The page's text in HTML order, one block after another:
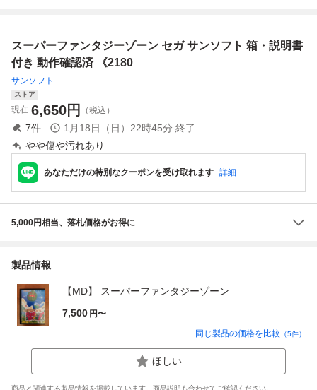
ー 1本 説無し
ァンタジー
スーパーファンタジーゾーン セガ サンソフト 箱・説明書
付き 動作確認済 《2180
サンソフト
ストア
現在 6,650円 （税込）
7件 1月18日（日）22時45分 終了
やや傷や汚れあり
あなただけの特別なクーポンを受け取れます 詳細
5,000円相当、落札価格がお得に
製品情報
【MD】 スーパーファンタジーゾーン
7,500 円〜
同じ製品の価格を比較 （5件）
ほしい
商品と関連する製品情報を掲載しています。商品説明も合わせてご確認ください。